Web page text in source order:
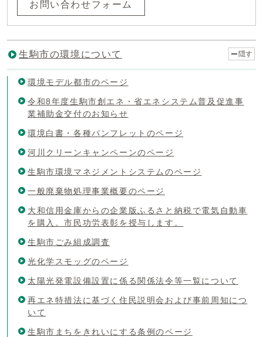
お問い合わせフォーム
生駒市の環境について 隠す
環境モデル都市のページ
令和8年度生駒市創エネ・省エネシステム普及促進事
業補助金交付のお知らせ
環境白書・各種パンフレットのページ
河川クリーンキャンペーンのページ
生駒市環境マネジメントシステムのページ
一般廃棄物処理事業概要のページ
大和信用金庫からの企業版ふるさと納税で電気自動車
を購入。市民功労表彰を授与します。
生駒市ごみ組成調査
光化学スモッグのページ
太陽光発電設備設置に係る関係法令等一覧について
再エネ特措法に基づく住民説明会および事前周知につ
いて
生駒市まちをきれいにする条例のページ